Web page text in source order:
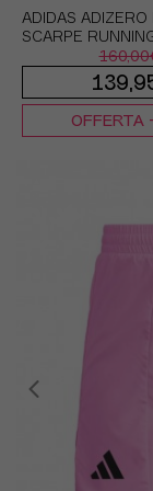
ADIDAS
SCARPE
EUR 40
OFFERTA